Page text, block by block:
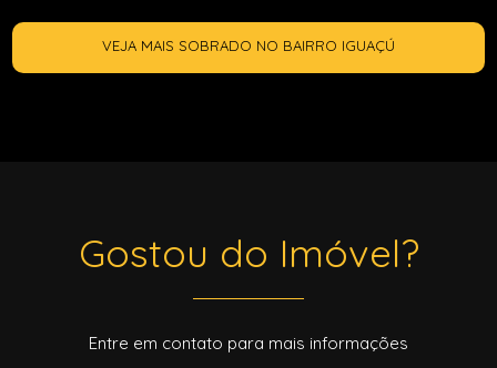
VEJA MAIS SOBRADO NO BAIRRO IGUAÇÚ
Gostou do Imóvel?
Entre em contato para mais informações